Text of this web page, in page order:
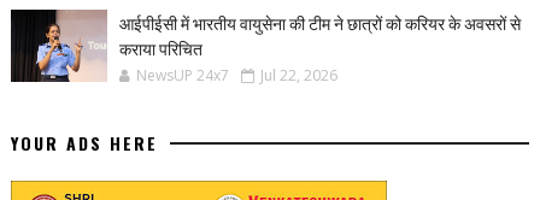
आईपीईसी में भारतीय वायुसेना की टीम ने छात्रों को करियर के अवसरों से
कराया परिचित
NewsUP 24x7 Jul 22, 2026
YOUR ADS HERE